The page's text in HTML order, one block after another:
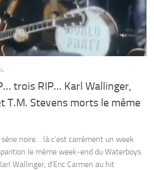
trois RIP… Karl Wallinger,
T.M. Stevens morts le même
noire… là c’est carrément un week
le même week-end du Waterboys
Wallinger, d’Eric Carmen au hit